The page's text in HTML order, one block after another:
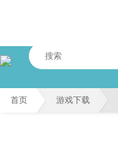
首页 游戏下载